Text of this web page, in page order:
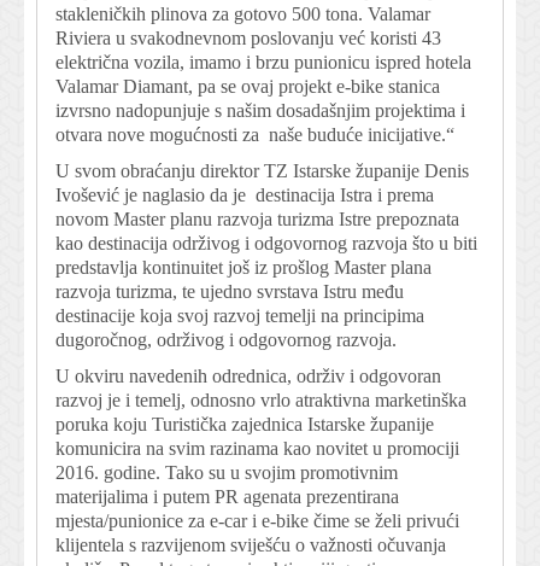
stakleničkih plinova za gotovo 500 tona. Valamar
Riviera u svakodnevnom poslovanju već koristi 43
električna vozila, imamo i brzu punionicu ispred hotela
Valamar Diamant, pa se ovaj projekt e-bike stanica
izvrsno nadopunjuje s našim dosadašnjim projektima i
otvara nove mogućnosti za naše buduće inicijative.“
U svom obraćanju direktor TZ Istarske županije Denis
Ivošević je naglasio da je destinacija Istra i prema
novom Master planu razvoja turizma Istre prepoznata
kao destinacija održivog i odgovornog razvoja što u biti
predstavlja kontinuitet još iz prošlog Master plana
razvoja turizma, te ujedno svrstava Istru među
destinacije koja svoj razvoj temelji na principima
dugoročnog, održivog i odgovornog razvoja.
U okviru navedenih odrednica, održiv i odgovoran
razvoj je i temelj, odnosno vrlo atraktivna marketinška
poruka koju Turistička zajednica Istarske županije
komunicira na svim razinama kao novitet u promociji
2016. godine. Tako su u svojim promotivnim
materijalima i putem PR agenata prezentirana
mjesta/punionice za e-car i e-bike čime se želi privući
klijentela s razvijenom sviješću o važnosti očuvanja